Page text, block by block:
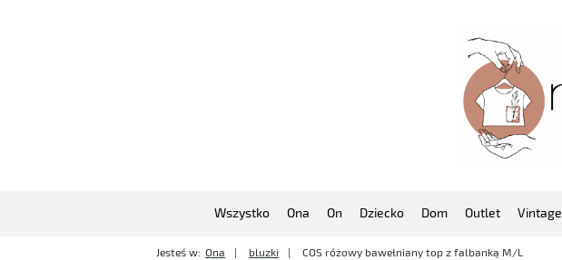
Wszystko Ona On Dziecko Dom Outlet Vintage
Jesteś w: Ona bluzki COS różowy bawełniany top z falbanką M/L